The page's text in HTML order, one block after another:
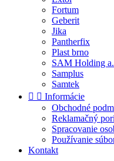
Fortum
Geberit
Jika
Pantherfix
Plast brno
SAM Holding
Samplus
Samtek
  Informácie
Obchodné
Reklamačný
Spracovanie
Používanie
Kontakt